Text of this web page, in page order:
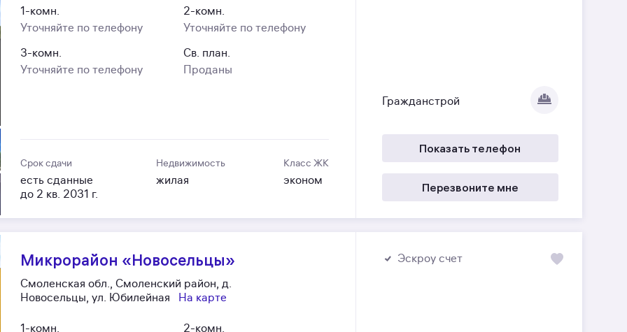
1-комн.
Уточняйте по телефону
2-комн.
Уточняйте по телефону
3-комн.
Уточняйте по телефону
Св. план.
Проданы
Срок сдачи
есть сданные
до 2 кв. 2031 г.
Недвижимость
жилая
Класс ЖК
эконом
Гражданстрой
Показать телефон
Перезвоните мне
Микрорайон «Новосельцы»
Смоленская обл., Смоленский район, д.
Новосельцы, ул. Юбилейная
На карте
1-комн.
2-комн.
Эскроу счет